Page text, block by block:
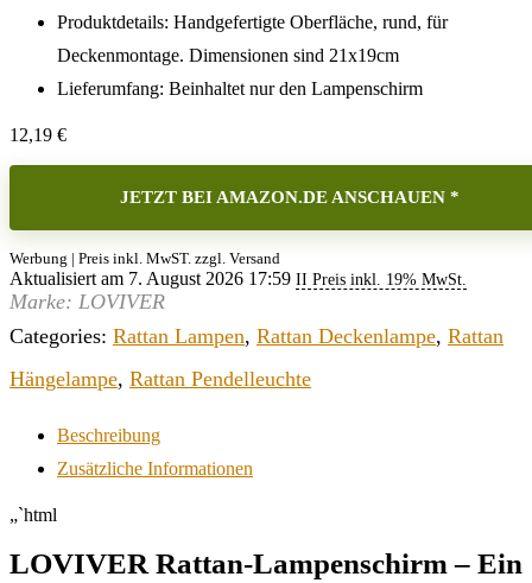
Produktdetails: Handgefertigte Oberfläche, rund, für
Deckenmontage. Dimensionen sind 21x19cm
Lieferumfang: Beinhaltet nur den Lampenschirm
12,19 €
JETZT BEI AMAZON.DE ANSCHAUEN *
Werbung | Preis inkl. MwST. zzgl. Versand
Aktualisiert am 7. August 2026 17:59 II Preis inkl. 19% MwSt.
Marke: LOVIVER
Categories: Rattan Lampen, Rattan Deckenlampe, Rattan
Hängelampe, Rattan Pendelleuchte
Beschreibung
Zusätzliche Informationen
„`html
LOVIVER Rattan-Lampenschirm – Ein